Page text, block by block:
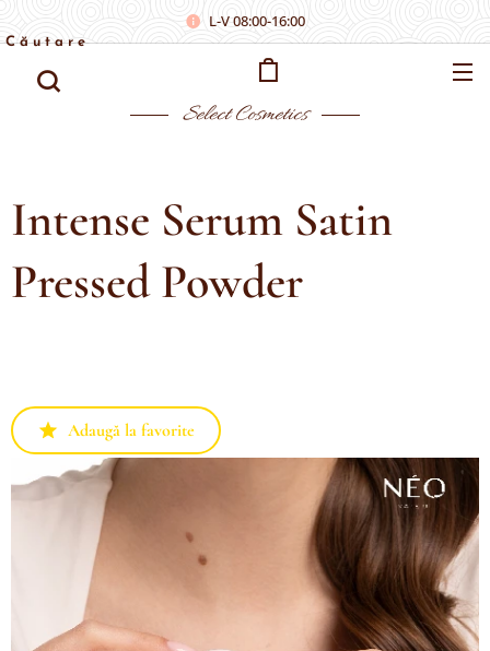
L-V 08:00-16:00
Select Cosmetics
Căutare
Intense Serum Satin
Pressed Powder
Adaugă la favorite